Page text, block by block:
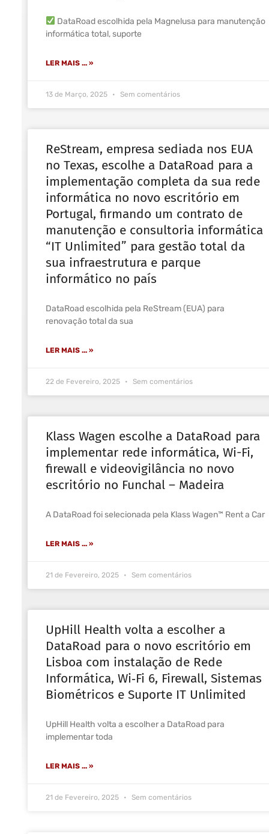
DataRoad escolhida pela Magnelusa para manutenção
informática total, suporte
LER MAIS ... »
13 de Março, 2025 Sem comentários
ReStream, empresa sediada nos EUA
no Texas, escolhe a DataRoad para a
implementação completa da sua rede
informática no novo escritório em
Portugal, firmando um contrato de
manutenção e consultoria informática
“IT Unlimited” para gestão total da
sua infraestrutura e parque
informático no país
DataRoad escolhida pela ReStream (EUA) para
renovação total da sua
LER MAIS ... »
22 de Fevereiro, 2025 Sem comentários
Klass Wagen escolhe a DataRoad para
implementar rede informática, Wi-Fi,
firewall e videovigilância no novo
escritório no Funchal – Madeira
A DataRoad foi selecionada pela Klass Wagen™ Rent a Car
LER MAIS ... »
21 de Fevereiro, 2025 Sem comentários
UpHill Health volta a escolher a
DataRoad para o novo escritório em
Lisboa com instalação de Rede
Informática, Wi‑Fi 6, Firewall, Sistemas
Biométricos e Suporte IT Unlimited
UpHill Health volta a escolher a DataRoad para
implementar toda
LER MAIS ... »
21 de Fevereiro, 2025 Sem comentários